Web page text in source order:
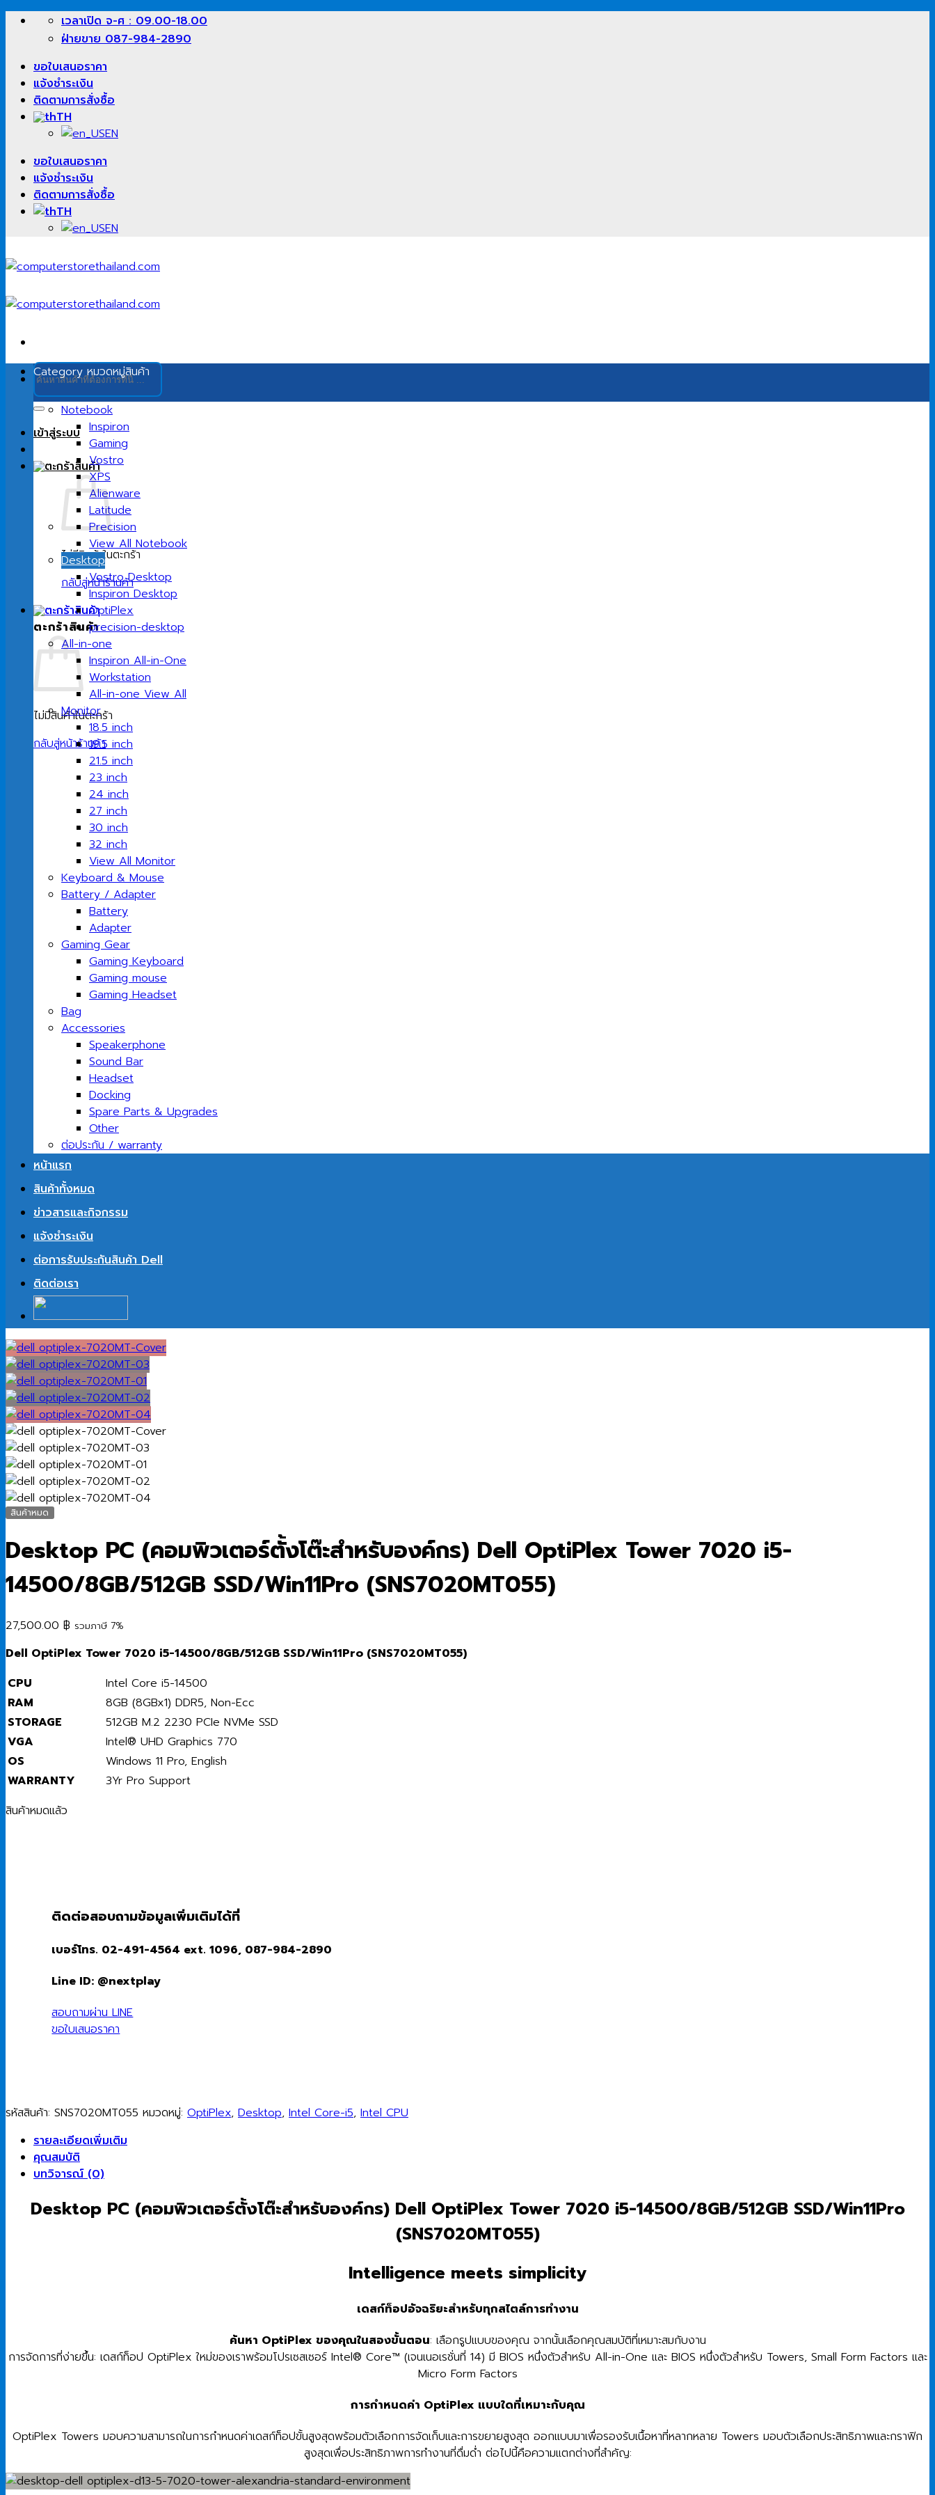
ข้าม
เนื้อหา
เวลาเปิด จ-ศ : 09.00-18.00
ฝ่ายขาย 087-984-2890
ขอใบเสนอราคา
แจ้งชำระเงิน
ติดตามการสั่งซื้อ
TH
EN
ขอใบเสนอราคา
แจ้งชำระเงิน
ติดตามการสั่งซื้อ
TH
EN
ค้นหา:
เข้าสู่ระบบ
ไม่มีสินค้าในตะกร้า
กลับสู่หน้าร้านค้า
ตะกร้าสินค้า
ไม่มีสินค้าในตะกร้า
กลับสู่หน้าร้านค้า
Categoryหมวดหมู่สินค้า
Notebook
Inspiron
Gaming
Vostro
XPS
Alienware
Latitude
Precision
View All Notebook
Desktop
Vostro Desktop
Inspiron Desktop
OptiPlex
precision-desktop
All-in-one
Inspiron All-in-One
Workstation
All-in-one View All
Monitor
18.5 inch
19.5 inch
21.5 inch
23 inch
24 inch
27 inch
30 inch
32 inch
View All Monitor
Keyboard & Mouse
Battery / Adapter
Battery
Adapter
Gaming Gear
Gaming Keyboard
Gaming mouse
Gaming Headset
Bag
Accessories
Speakerphone
Sound Bar
Headset
Docking
Spare Parts & Upgrades
Other
ต่อประกัน / warranty
หน้าแรก
สินค้าทั้งหมด
ข่าวสารและกิจกรรม
แจ้งชำระเงิน
ต่อการรับประกันสินค้า Dell
ติดต่อเรา
สินค้าหมด
Desktop PC (คอมพิวเตอร์ตั้งโต๊ะสำหรับองค์กร) Dell OptiPlex Tower 7020 i5-
14500/8GB/512GB SSD/Win11Pro (SNS7020MT055)
27,500.00 ฿ รวมภาษี 7%
Dell OptiPlex Tower 7020 i5-14500/8GB/512GB SSD/Win11Pro (SNS7020MT055)
CPU
Intel Core i5-14500
RAM
8GB (8GBx1) DDR5, Non-Ecc
STORAGE
512GB M.2 2230 PCIe NVMe SSD
VGA
Intel® UHD Graphics 770
OS
Windows 11 Pro, English
WARRANTY
3Yr Pro Support
สินค้าหมดแล้ว
ติดต่อสอบถามข้อมูลเพิ่มเติมได้ที่
เบอร์โทร. 02-491-4564 ext. 1096, 087-984-2890
Line ID: @nextplay
สอบถามผ่าน LINE
ขอใบเสนอราคา
รหัสสินค้า: SNS7020MT055 หมวดหมู่: OptiPlex, Desktop, Intel Core-i5, Intel CPU
รายละเอียดเพิ่มเติม
คุณสมบัติ
บทวิจารณ์ (0)
Desktop PC (คอมพิวเตอร์ตั้งโต๊ะสำหรับองค์กร) Dell OptiPlex Tower 7020 i5-14500/8GB/512GB SSD/Win11Pro
(SNS7020MT055)
Intelligence meets simplicity
เดสก์ท็อปอัจฉริยะสำหรับทุกสไตล์การทำงาน
ค้นหา OptiPlex ของคุณในสองขั้นตอน: เลือกรูปแบบของคุณ จากนั้นเลือกคุณสมบัติที่เหมาะสมกับงาน
การจัดการที่ง่ายขึ้น: เดสก์ท็อป OptiPlex ใหม่ของเราพร้อมโปรเซสเซอร์ Intel® Core™ (เจนเนอเรชั่นที่ 14) มี BIOS หนึ่งตัวสำหรับ All-in-One และ BIOS หนึ่งตัวสำหรับ Towers, Small Form Factors และ
Micro Form Factors
การกำหนดค่า OptiPlex แบบใดที่เหมาะกับคุณ
OptiPlex Towers มอบความสามารถในการกำหนดค่าเดสก์ท็อปขั้นสูงสุดพร้อมตัวเลือกการจัดเก็บและการขยายสูงสุด ออกแบบมาเพื่อรองรับเนื้อหาที่หลากหลาย Towers มอบตัวเลือกประสิทธิภาพและกราฟิก
สูงสุดเพื่อประสิทธิภาพการทำงานที่ดื่มด่ำ ต่อไปนี้คือความแตกต่างที่สำคัญ: